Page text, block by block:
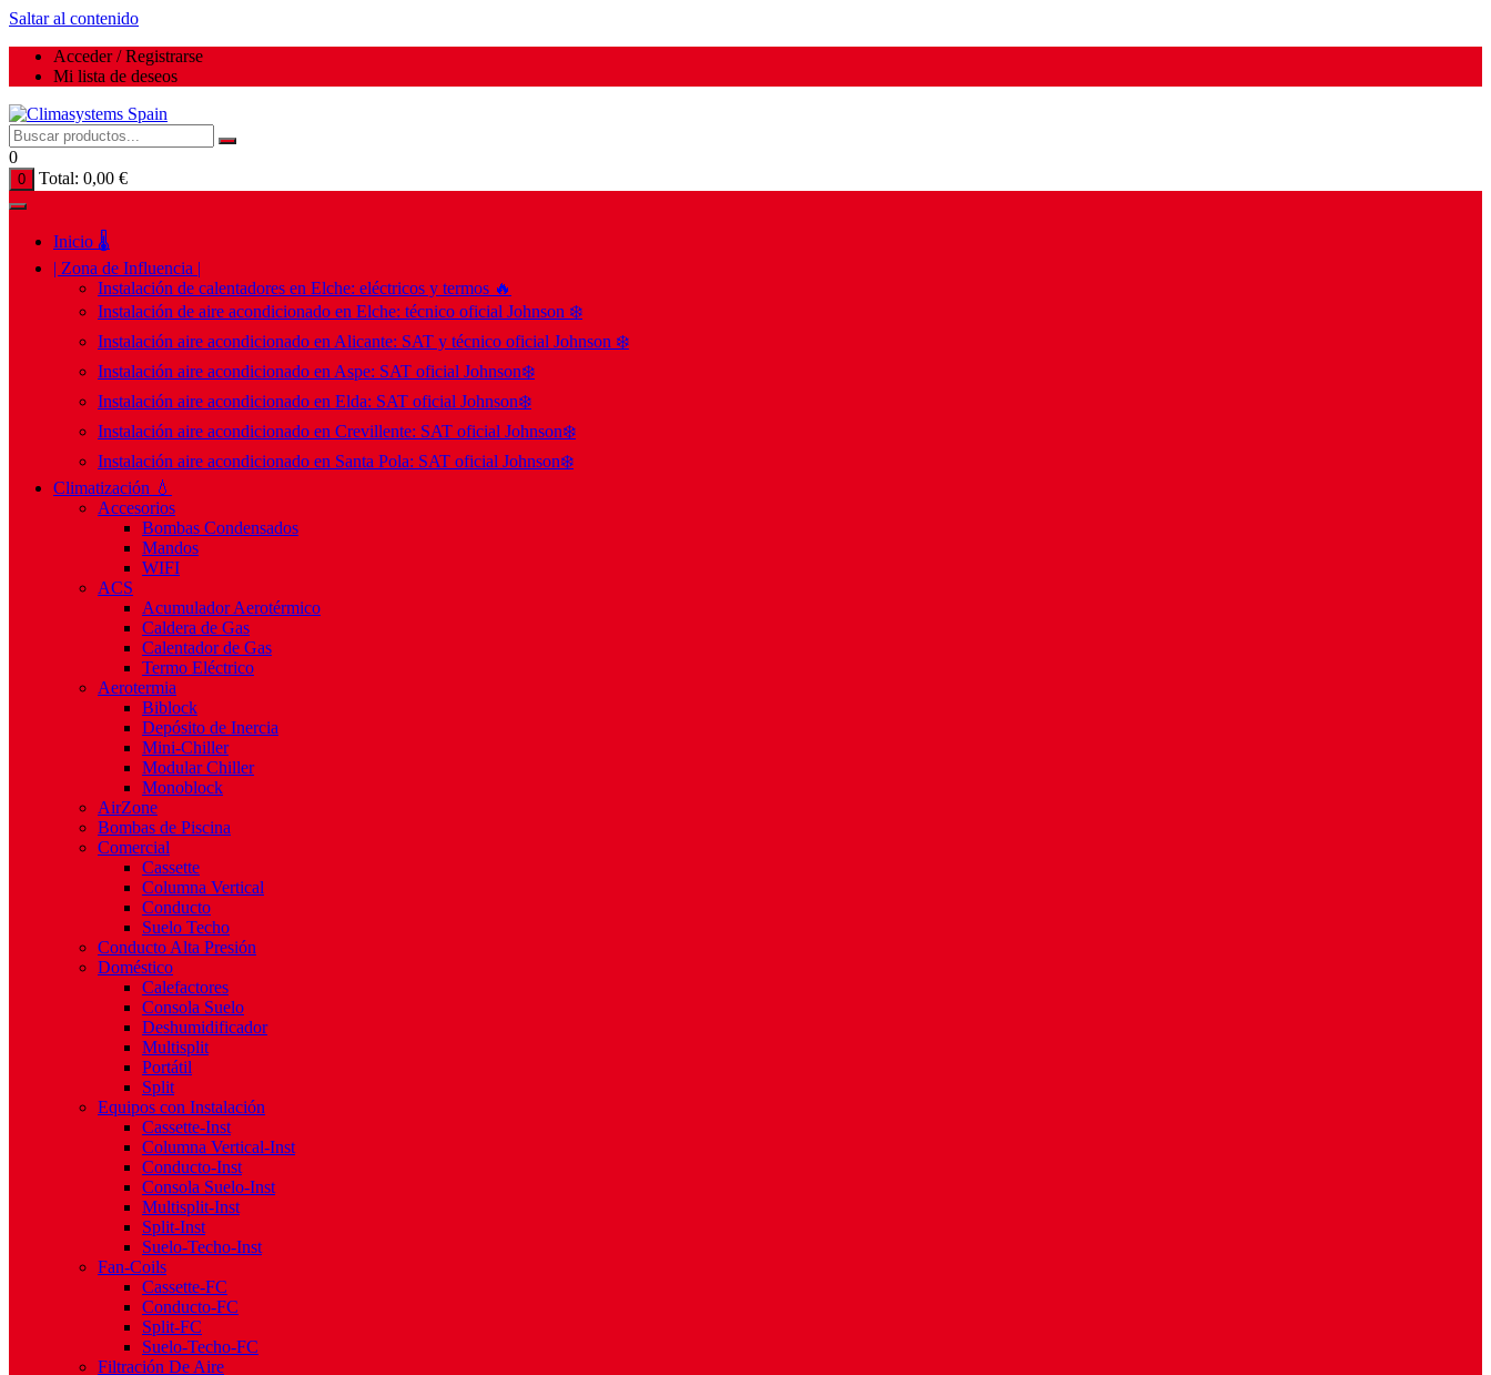
Saltar al contenido
Acceder / Registrarse
Mi lista de deseos
0
0 Total: 0,00 €
Inicio 🌡️
| Zona de Influencia |
Instalación de calentadores en Elche: eléctricos y termos 🔥
Instalación de aire acondicionado en Elche: técnico oficial Johnson ❄️
Instalación aire acondicionado en Alicante: SAT y técnico oficial Johnson ❄️
Instalación aire acondicionado en Aspe: SAT oficial Johnson❄️
Instalación aire acondicionado en Elda: SAT oficial Johnson❄️
Instalación aire acondicionado en Crevillente: SAT oficial Johnson❄️
Instalación aire acondicionado en Santa Pola: SAT oficial Johnson❄️
Climatización 💧
Accesorios
Bombas Condensados
Mandos
WIFI
ACS
Acumulador Aerotérmico
Caldera de Gas
Calentador de Gas
Termo Eléctrico
Aerotermia
Biblock
Depósito de Inercia
Mini-Chiller
Modular Chiller
Monoblock
AirZone
Bombas de Piscina
Comercial
Cassette
Columna Vertical
Conducto
Suelo Techo
Conducto Alta Presión
Doméstico
Calefactores
Consola Suelo
Deshumidificador
Multisplit
Portátil
Split
Equipos con Instalación
Cassette-Inst
Columna Vertical-Inst
Conducto-Inst
Consola Suelo-Inst
Multisplit-Inst
Split-Inst
Suelo-Techo-Inst
Fan-Coils
Cassette-FC
Conducto-FC
Split-FC
Suelo-Techo-FC
Filtración De Aire